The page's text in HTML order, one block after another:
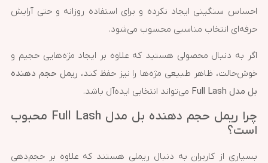
احساس سنگینی ایجاد نکرده و برای استفاده روزانه و حتی آرایش
حرفه‌ای انتخاب مناسبی محسوب می‌شود.
اگر به دنبال محصولی هستید که علاوه بر ایجاد مژه‌هایی حجیم و
خوش‌حالت، ظاهر طبیعی مژه‌ها را نیز حفظ کند، ریمل حجم دهنده
بل مدل Full Lash
می‌تواند انتخابی ایده‌آل باشد.
چرا ریمل حجم دهنده بل مدل Full Lash محبوب
است؟
بسیاری از کاربران به دنبال ریملی هستند که علاوه بر حجم‌دهی